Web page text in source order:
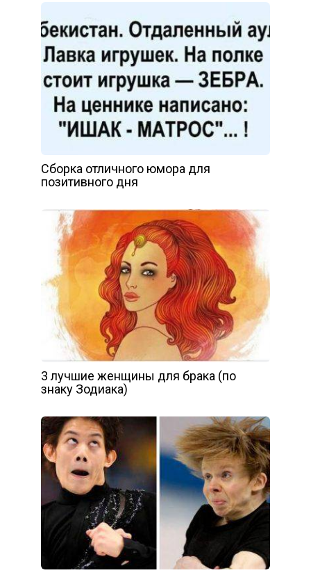
Сборка отличного юмора для
позитивного дня
3 лучшие женщины для брака (по
знаку Зодиака)